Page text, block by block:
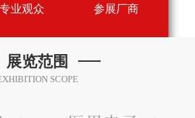
专业观众 参展厂商
展览范围
SCOPE